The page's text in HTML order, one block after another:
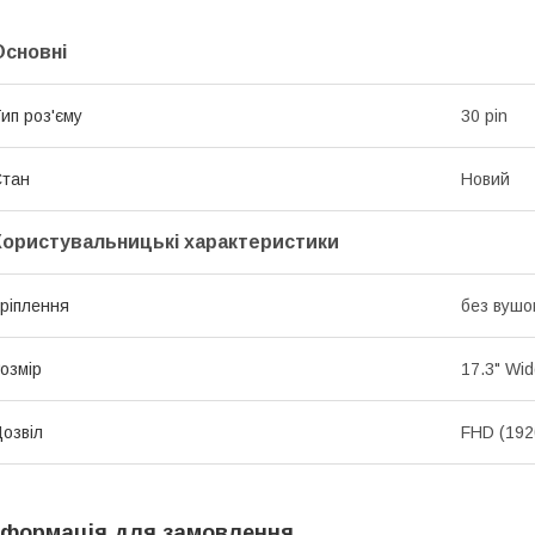
роз'єму 30 pin
Новий
характеристики
без
17.3"
FHD